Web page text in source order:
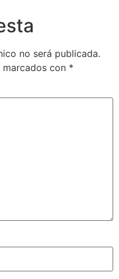
no será publicada.
con *